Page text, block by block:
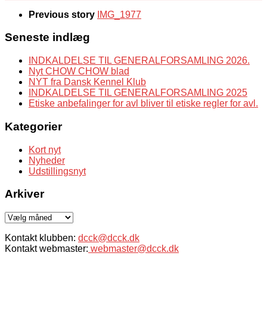
Previous story IMG_1977
Seneste indlæg
INDKALDELSE TIL GENERALFORSAMLING 2026.
Nyt CHOW CHOW blad
NYT fra Dansk Kennel Klub
INDKALDELSE TIL GENERALFORSAMLING 2025
Etiske anbefalinger for avl bliver til etiske regler for avl.
Kategorier
Kort nyt
Nyheder
Udstillingsnyt
Arkiver
Arkiver
Kontakt klubben: dcck@dcck.dk
Kontakt webmaster: webmaster@dcck.dk